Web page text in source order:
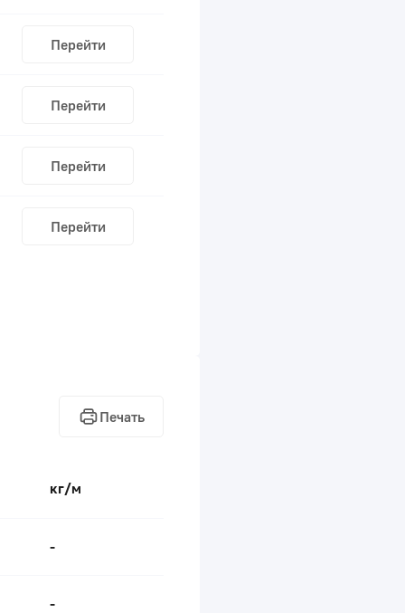
Перейти
Перейти
Перейти
Перейти
Печать
кг/м
-
-